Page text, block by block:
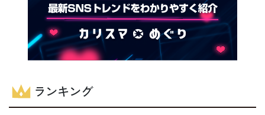
ランキング